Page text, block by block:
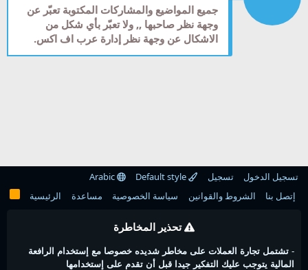
جميع المواضيع والمشاركات المكتوبة تعبّر عن
وجهة نظر صاحبها ,, ولا تعبّر بأي شكل من
الاشكال عن وجهة نظر إدارة عرب اف اكس.
تسجيل الدخول تسجيل
Arabic
إتصل بنا
الشروط والقوانين سياسة الخصوصية مساعدة الرئيسية
تحذير المخاطرة
- تشتمل تجارة العملات على مخاطر شديده خصوصا مع إستخدام الرافعة
المالية يتوجب عليك التفكير جيدا قبل أن تقدم على إستخدامها